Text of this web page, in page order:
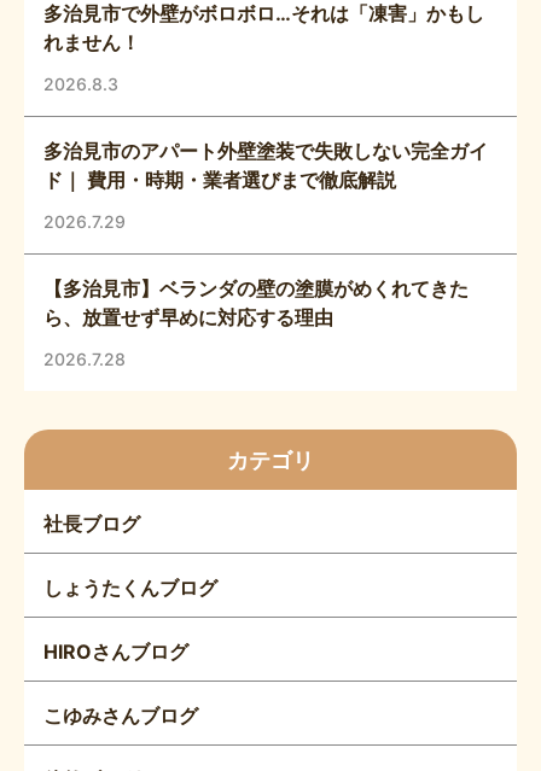
多治見市で外壁がボロボロ…それは「凍害」かもし
れません！
2026.8.3
多治見市のアパート外壁塗装で失敗しない完全ガイ
ド｜ 費用・時期・業者選びまで徹底解説
2026.7.29
【多治見市】ベランダの壁の塗膜がめくれてきた
ら、放置せず早めに対応する理由
2026.7.28
カテゴリ
社長ブログ
しょうたくんブログ
HIROさんブログ
こゆみさんブログ